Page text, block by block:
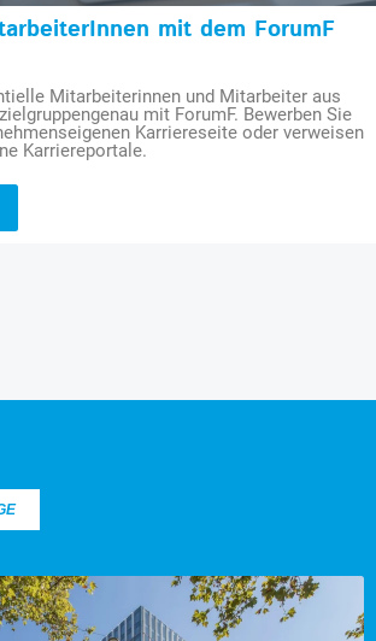
mit dem ForumF
Mitarbeiterinnen und Mitarbeiter aus
mit ForumF. Bewerben Sie
Karriereseite oder verweisen
Karriereportale.